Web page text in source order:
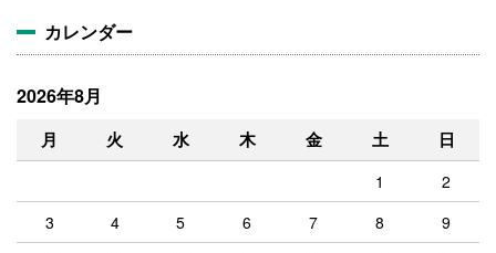
カレンダー
2026年8月
月 火 水 木 金 土 日
1
2
3
4 5 6 7 8
9